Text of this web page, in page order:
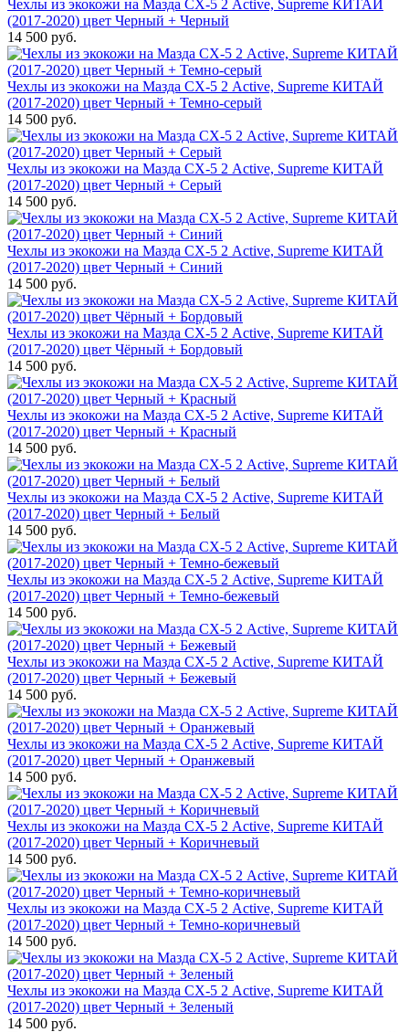
Чехлы из экокожи на Мазда СХ-5 2 Active, Supreme КИТАЙ
(2017-2020) цвет Черный + Черный
14 500 руб.
Чехлы из экокожи на Мазда СХ-5 2 Active, Supreme КИТАЙ
(2017-2020) цвет Черный + Темно-серый
14 500 руб.
Чехлы из экокожи на Мазда СХ-5 2 Active, Supreme КИТАЙ
(2017-2020) цвет Черный + Серый
14 500 руб.
Чехлы из экокожи на Мазда СХ-5 2 Active, Supreme КИТАЙ
(2017-2020) цвет Черный + Синий
14 500 руб.
Чехлы из экокожи на Мазда СХ-5 2 Active, Supreme КИТАЙ
(2017-2020) цвет Чёрный + Бордовый
14 500 руб.
Чехлы из экокожи на Мазда СХ-5 2 Active, Supreme КИТАЙ
(2017-2020) цвет Черный + Красный
14 500 руб.
Чехлы из экокожи на Мазда СХ-5 2 Active, Supreme КИТАЙ
(2017-2020) цвет Черный + Белый
14 500 руб.
Чехлы из экокожи на Мазда СХ-5 2 Active, Supreme КИТАЙ
(2017-2020) цвет Черный + Темно-бежевый
14 500 руб.
Чехлы из экокожи на Мазда СХ-5 2 Active, Supreme КИТАЙ
(2017-2020) цвет Черный + Бежевый
14 500 руб.
Чехлы из экокожи на Мазда СХ-5 2 Active, Supreme КИТАЙ
(2017-2020) цвет Черный + Оранжевый
14 500 руб.
Чехлы из экокожи на Мазда СХ-5 2 Active, Supreme КИТАЙ
(2017-2020) цвет Черный + Коричневый
14 500 руб.
Чехлы из экокожи на Мазда СХ-5 2 Active, Supreme КИТАЙ
(2017-2020) цвет Черный + Темно-коричневый
14 500 руб.
Чехлы из экокожи на Мазда СХ-5 2 Active, Supreme КИТАЙ
(2017-2020) цвет Черный + Зеленый
14 500 руб.